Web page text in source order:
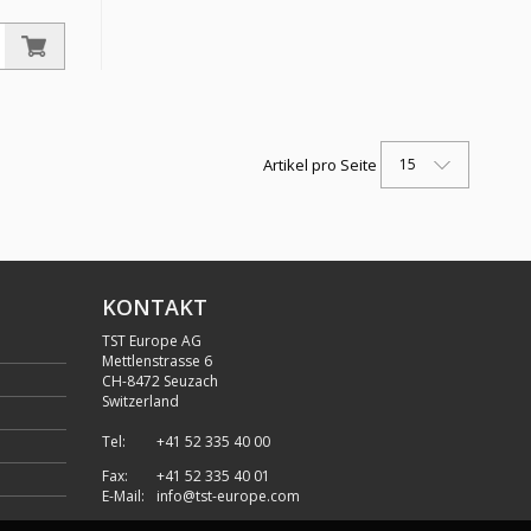
°C,
EN
Artikel pro Seite 15
KONTAKT
TST Europe AG
Mettlenstrasse 6
CH-8472 Seuzach
Switzerland
Tel:
+41 52 335 40 00
Fax:
+41 52 335 40 01
E-Mail:
info@tst-europe.com